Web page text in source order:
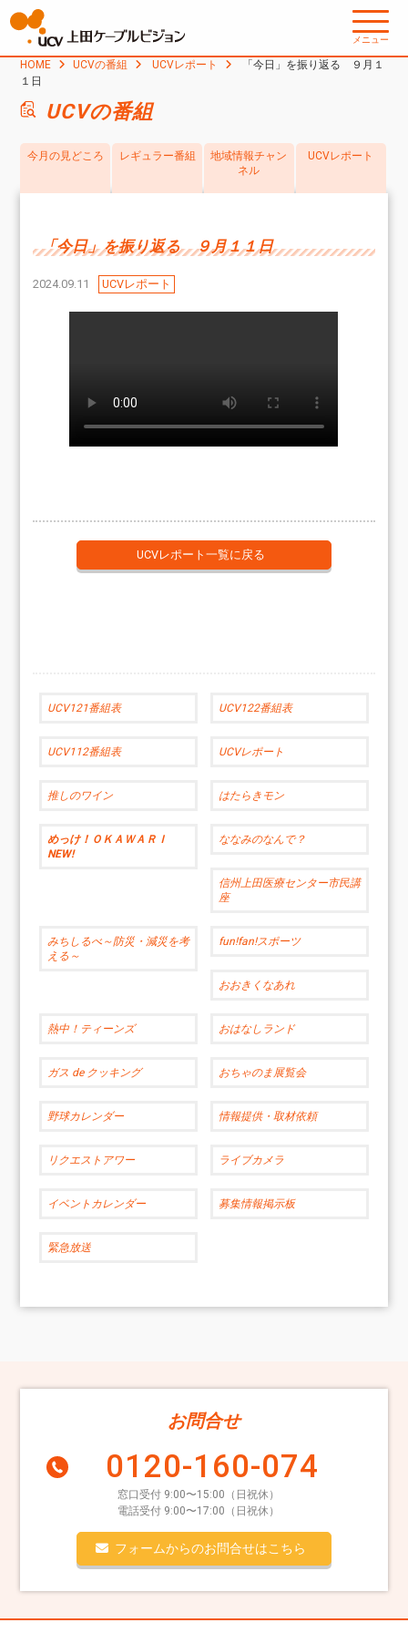
メニュー
HOME UCVの番組 UCVレポート
「今日」を振り返る ９月１
１日
UCVの番組
今月の見どころ レギュラー番組
地域情報チャン
ネル
UCVレポート
「今日」を振り返る ９月１１日
2024.09.11 UCVレポート
UCVレポート一覧に戻る
UCV121番組表 UCV122番組表
UCV112番組表 UCVレポート
推しのワイン はたらきモン
めっけ！ＯＫＡＷＡＲＩ
NEW!
ななみのなんで？
信州上田医療センター市民講
座
みちしるべ～防災・減災を考
える～
fun!fan!スポーツ
おおきくなあれ
熱中！ティーンズ おはなしランド
ガス de クッキング おちゃのま展覧会
野球カレンダー 情報提供・取材依頼
リクエストアワー ライブカメラ
イベントカレンダー 募集情報掲示板
緊急放送
お問合せ
0120-160-074
窓口受付 9:00〜15:00（日祝休）
電話受付 9:00〜17:00（日祝休）
フォームからのお問合せはこちら